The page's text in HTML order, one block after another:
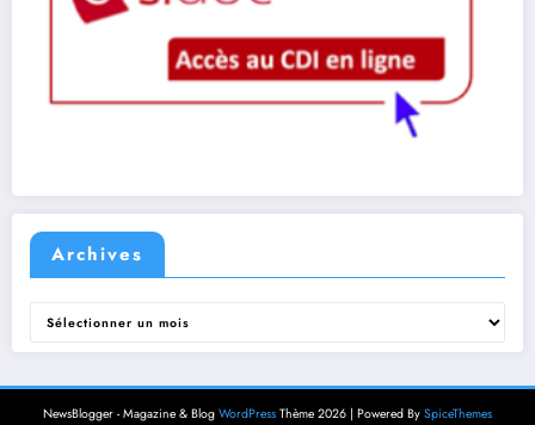
Archives
Archives
NewsBlogger - Magazine & Blog WordPress Thème 2026 | Powered By SpiceThemes